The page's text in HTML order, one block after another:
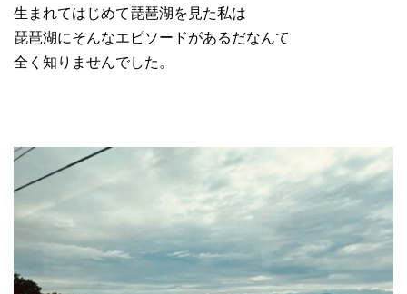
生まれてはじめて琵琶湖を見た私は
琵琶湖にそんなエピソードがあるだなんて
全く知りませんでした。